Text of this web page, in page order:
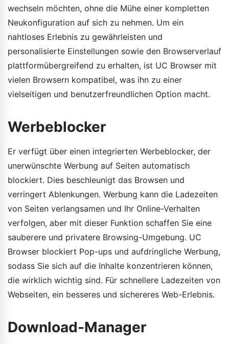
wechseln möchten, ohne die Mühe einer kompletten
Neukonfiguration auf sich zu nehmen. Um ein
nahtloses Erlebnis zu gewährleisten und
personalisierte Einstellungen sowie den Browserverlauf
plattformübergreifend zu erhalten, ist UC Browser mit
vielen Browsern kompatibel, was ihn zu einer
vielseitigen und benutzerfreundlichen Option macht.
Werbeblocker
Er verfügt über einen integrierten Werbeblocker, der
unerwünschte Werbung auf Seiten automatisch
blockiert. Dies beschleunigt das Browsen und
verringert Ablenkungen. Werbung kann die Ladezeiten
von Seiten verlangsamen und Ihr Online-Verhalten
verfolgen, aber mit dieser Funktion schaffen Sie eine
sauberere und privatere Browsing-Umgebung. UC
Browser blockiert Pop-ups und aufdringliche Werbung,
sodass Sie sich auf die Inhalte konzentrieren können,
die wirklich wichtig sind. Für schnellere Ladezeiten von
Webseiten, ein besseres und sichereres Web-Erlebnis.
Download-Manager